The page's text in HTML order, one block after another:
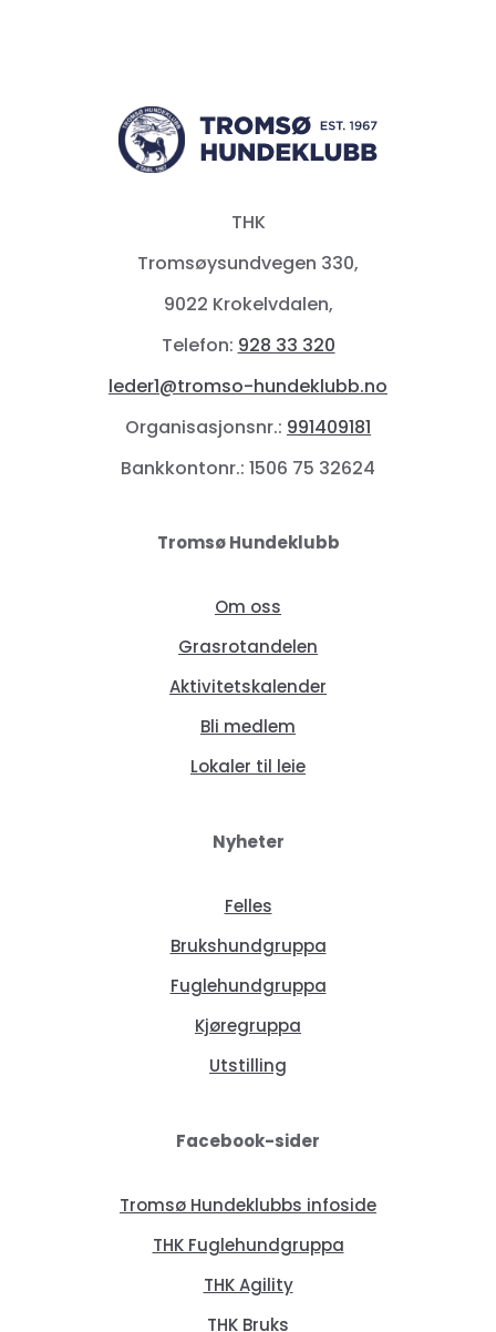
THK
Tromsøysundvegen 330,
9022 Krokelvdalen,
Telefon: 928 33 320
leder1@tromso-hundeklubb.no
Organisasjonsnr.: 991409181
Bankkontonr.: 1506 75 32624
Tromsø Hundeklubb
Om oss
Grasrotandelen
Aktivitetskalender
Bli medlem
Lokaler til leie
Nyheter
Felles
Brukshundgruppa
Fuglehundgruppa
Kjøregruppa
Utstilling
Facebook-sider
Tromsø Hundeklubbs infoside
THK Fuglehundgruppa
THK Agility
THK Bruks